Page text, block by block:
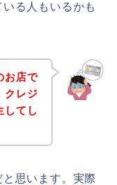
る人もいるかも
お店で
クレジ
してし
思います。実際